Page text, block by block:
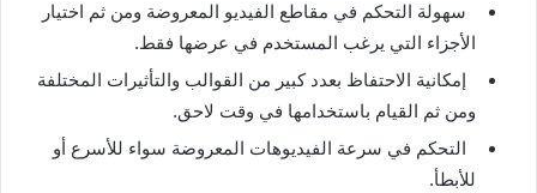
سهولة التحكم في مقاطع الفيديو المعروضة ومن ثم اختيار
الأجزاء التي يرغب المستخدم في عرضها فقط.
إمكانية الاحتفاظ بعدد كبير من القوالب والتأثيرات المختلفة
ومن ثم القيام باستخدامها في وقت لاحق.
التحكم في سرعة الفيديوهات المعروضة سواء للأسرع أو
للأبطأ.